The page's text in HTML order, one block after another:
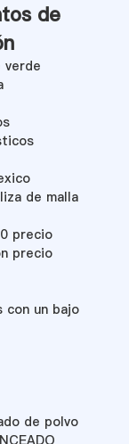
de
verde
de malla
precio
precio
con un bajo
de polvo